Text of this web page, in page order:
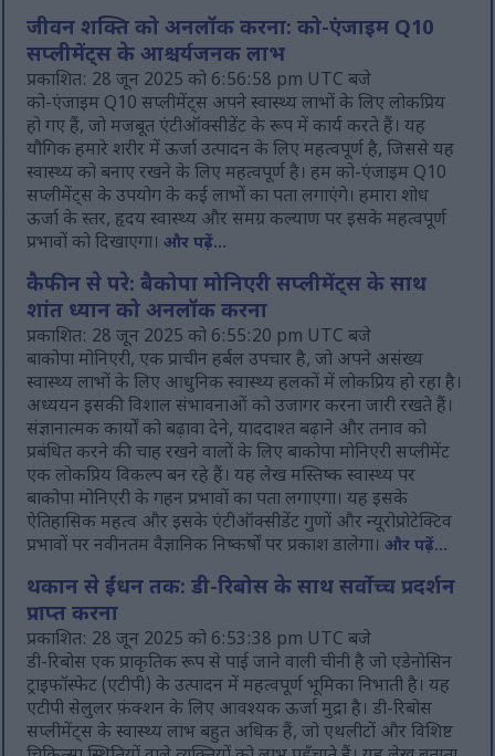
जीवन शक्ति को अनलॉक करना: को-एंजाइम Q10
सप्लीमेंट्स के आश्चर्यजनक लाभ
प्रकाशित: 28 जून 2025 को 6:56:58 pm UTC बजे
को-एंजाइम Q10 सप्लीमेंट्स अपने स्वास्थ्य लाभों के लिए लोकप्रिय
हो गए हैं, जो मजबूत एंटीऑक्सीडेंट के रूप में कार्य करते हैं। यह
यौगिक हमारे शरीर में ऊर्जा उत्पादन के लिए महत्वपूर्ण है, जिससे यह
स्वास्थ्य को बनाए रखने के लिए महत्वपूर्ण है। हम को-एंजाइम Q10
सप्लीमेंट्स के उपयोग के कई लाभों का पता लगाएंगे। हमारा शोध
ऊर्जा के स्तर, हृदय स्वास्थ्य और समग्र कल्याण पर इसके महत्वपूर्ण
प्रभावों को दिखाएगा।और पढ़ें...
कैफीन से परे: बैकोपा मोनिएरी सप्लीमेंट्स के साथ
शांत ध्यान को अनलॉक करना
प्रकाशित: 28 जून 2025 को 6:55:20 pm UTC बजे
बाकोपा मोनिएरी, एक प्राचीन हर्बल उपचार है, जो अपने असंख्य
स्वास्थ्य लाभों के लिए आधुनिक स्वास्थ्य हलकों में लोकप्रिय हो रहा है।
अध्ययन इसकी विशाल संभावनाओं को उजागर करना जारी रखते हैं।
संज्ञानात्मक कार्यों को बढ़ावा देने, याददाश्त बढ़ाने और तनाव को
प्रबंधित करने की चाह रखने वालों के लिए बाकोपा मोनिएरी सप्लीमेंट
एक लोकप्रिय विकल्प बन रहे हैं। यह लेख मस्तिष्क स्वास्थ्य पर
बाकोपा मोनिएरी के गहन प्रभावों का पता लगाएगा। यह इसके
ऐतिहासिक महत्व और इसके एंटीऑक्सीडेंट गुणों और न्यूरोप्रोटेक्टिव
प्रभावों पर नवीनतम वैज्ञानिक निष्कर्षों पर प्रकाश डालेगा।और पढ़ें...
थकान से ईंधन तक: डी-रिबोस के साथ सर्वोच्च प्रदर्शन
प्राप्त करना
प्रकाशित: 28 जून 2025 को 6:53:38 pm UTC बजे
डी-रिबोस एक प्राकृतिक रूप से पाई जाने वाली चीनी है जो एडेनोसिन
ट्राइफॉस्फेट (एटीपी) के उत्पादन में महत्वपूर्ण भूमिका निभाती है। यह
एटीपी सेलुलर फ़ंक्शन के लिए आवश्यक ऊर्जा मुद्रा है। डी-रिबोस
सप्लीमेंट्स के स्वास्थ्य लाभ बहुत अधिक हैं, जो एथलीटों और विशिष्ट